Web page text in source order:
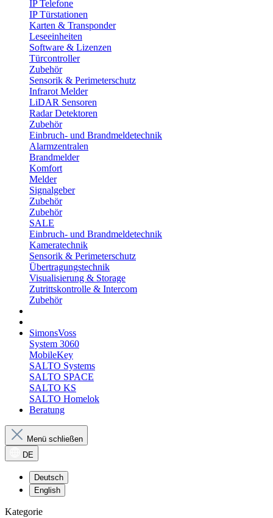
IP Telefone
IP Türstationen
Karten & Transponder
Leseeinheiten
Software & Lizenzen
Türcontroller
Zubehör
Sensorik & Perimeterschutz
Infrarot Melder
LiDAR Sensoren
Radar Detektoren
Zubehör
Einbruch- und Brandmeldetechnik
Alarmzentralen
Brandmelder
Komfort
Melder
Signalgeber
Zubehör
Zubehör
SALE
Einbruch- und Brandmeldetechnik
Kameratechnik
Sensorik & Perimeterschutz
Übertragungstechnik
Visualisierung & Storage
Zutrittskontrolle & Intercom
Zubehör
SimonsVoss
System 3060
MobileKey
SALTO Systems
SALTO SPACE
SALTO KS
SALTO Homelok
Beratung
Menü schließen
DE
Deutsch
English
Kategorie